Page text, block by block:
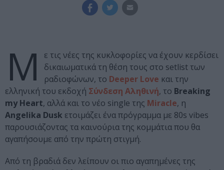
Μ
ε τις νέες της κυκλοφορίες να έχουν κερδίσει
δικαιωματικά τη θέση τους στο setlist των
ραδιοφώνων, το Deeper Love και την
ελληνική του εκδοχή Σύνδεση Αληθινή, το Breaking
my Heart, αλλά και το νέο single της Miracle, η
Angelika Dusk ετοιμάζει ένα πρόγραμμα με 80s vibes
παρουσιάζοντας τα καινούρια της κομμάτια που θα
αγαπήσουμε από την πρώτη στιγμή.
Από τη βραδιά δεν λείπουν οι πιο αγαπημένες της